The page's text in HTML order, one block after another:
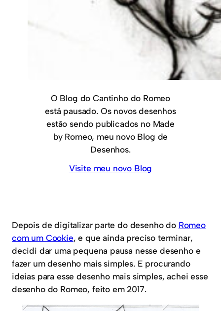
O Blog do Cantinho do Romeo
está pausado. Os novos desenhos
estão sendo publicados no Made
by Romeo, meu novo Blog de
Desenhos.
Visite meu novo Blog
Depois de digitalizar parte do desenho do Romeo
com um Cookie, e que ainda preciso terminar,
decidi dar uma pequena pausa nesse desenho e
fazer um desenho mais simples. E procurando
ideias para esse desenho mais simples, achei esse
desenho do Romeo, feito em 2017.